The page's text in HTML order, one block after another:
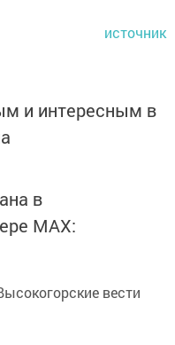
источник
и интересным в
в
MАХ:
вести